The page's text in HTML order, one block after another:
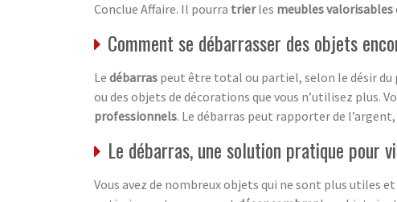
Conclue Affaire. Il pourra trierles meubles valorisables
Comment se débarrasser des objets
Le débarras peut être total ou partiel, selon le désir du
ou des objets de décorations que vous n’utilisez plus.
professionnels. Le débarras peut rapporter de
Le débarras, une solution pratique pour
Vous avez de nombreux objets qui ne sont plus utiles